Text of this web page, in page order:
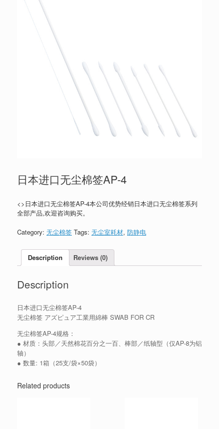
日本进口无尘棉签AP-4
<>日本进口无尘棉签AP-4本公司优势经销日本进口无尘棉签系列
全部产品,欢迎咨询购买。
Category: 无尘棉签 Tags: 无尘室耗材, 防静电
Description Reviews (0)
Description
日本进口无尘棉签AP-4
无尘棉签 アズピュア工業用綿棒 SWAB FOR CR
无尘棉签AP-4规格：
● 材质：头部／天然棉花百分之一百、棒部／纸轴型（仅AP-8为铝
轴）
● 数量: 1箱（25支/袋×50袋）
Related products